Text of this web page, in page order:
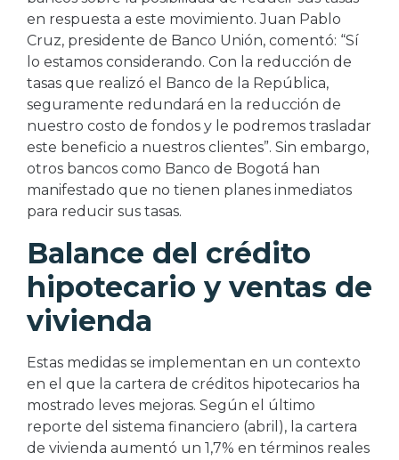
en respuesta a este movimiento. Juan Pablo
Cruz, presidente de Banco Unión, comentó: “Sí
lo estamos considerando. Con la reducción de
tasas que realizó el Banco de la República,
seguramente redundará en la reducción de
nuestro costo de fondos y le podremos trasladar
este beneficio a nuestros clientes”. Sin embargo,
otros bancos como Banco de Bogotá han
manifestado que no tienen planes inmediatos
para reducir sus tasas.
Balance del crédito
hipotecario y ventas de
vivienda
Estas medidas se implementan en un contexto
en el que la cartera de créditos hipotecarios ha
mostrado leves mejoras. Según el último
reporte del sistema financiero (abril), la cartera
de vivienda aumentó un 1,7% en términos reales